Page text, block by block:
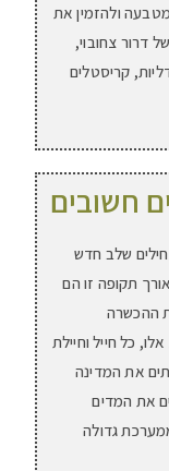
ולהזמין את
דרור צחובוי,
מדליות, קריסטלים
חשובים
לגיל 18, הם מתחילים שלב חדש
תקופה זו הם
ההכשרה
כל חייל וחיילת
את המדינה
את המדים
גדולה